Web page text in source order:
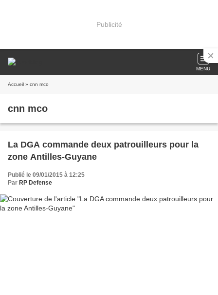
Publicité
MENU
Accueil » cnn mco
cnn mco
La DGA commande deux patrouilleurs pour la
zone Antilles-Guyane
Publié le 09/01/2015 à 12:25
Par RP Defense